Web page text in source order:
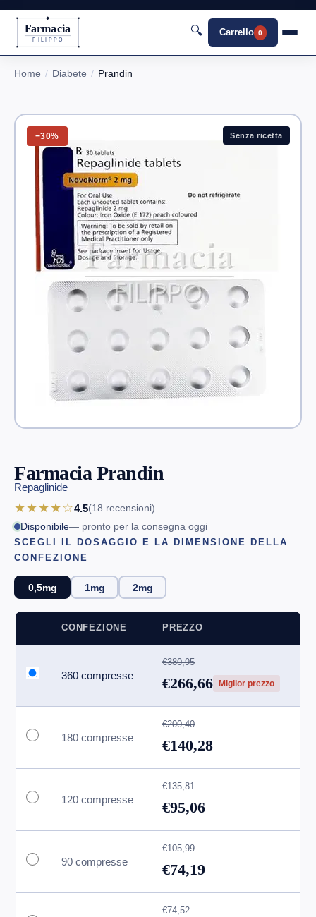
Farmacia
FILIPPO
🔍 Carrello 0
Home Diabete Prandin
−30% Senza ricetta
Farmacia Prandin
Repaglinide
★★★★☆4.5(18 recensioni)
Disponibile— pronto per la consegna oggi
SCEGLI IL DOSAGGIO E LA DIMENSIONE DELLA
CONFEZIONE
0,5mg 1mg 2mg
CONFEZIONE PREZZO
360 compresse
€380,95
€266,66 Miglior prezzo
180 compresse
€200,40
€140,28
120 compresse
€135,81
€95,06
90 compresse
€105,99
€74,19
€74,52